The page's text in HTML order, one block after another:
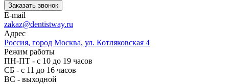
Заказать звонок
E-mail
zakaz@dentistway.ru
Адрес
Россия, город Москва, ул. Котляковская 4
Режим работы
ПН-ПТ - с 10 до 19 часов
СБ - с 11 до 16 часов
ВС - выходной